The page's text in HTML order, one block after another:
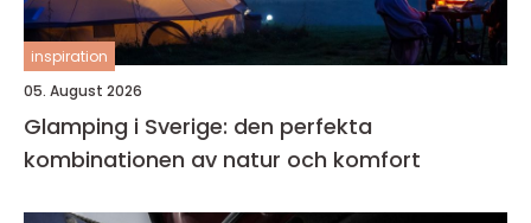
inspiration
05. August 2026
Glamping i Sverige: den perfekta
kombinationen av natur och komfort